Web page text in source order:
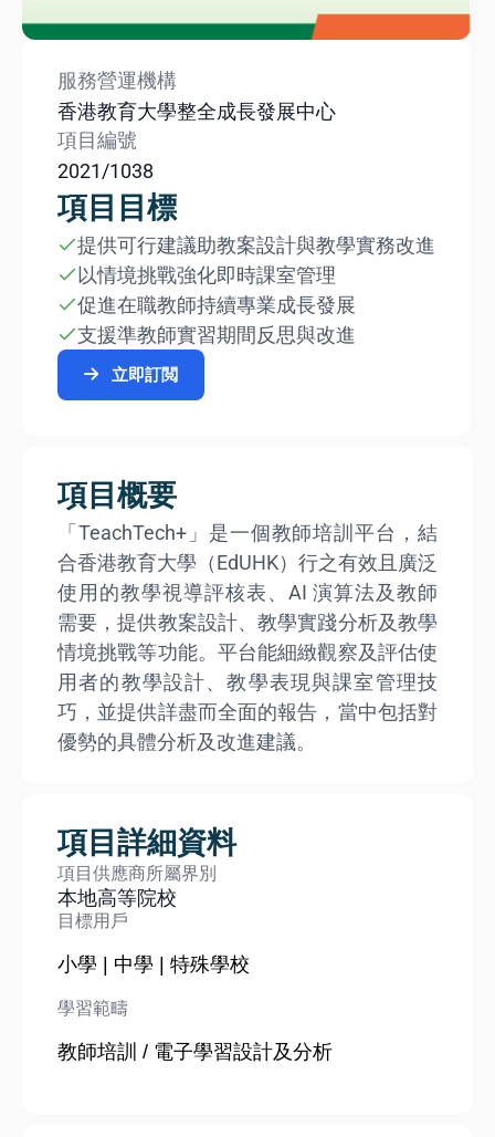
服務營運機構
香港教育大學整全成長發展中心
項目編號
2021/1038
項目目標
提供可行建議助教案設計與教學實務改進
以情境挑戰強化即時課室管理
促進在職教師持續專業成長發展
支援準教師實習期間反思與改進
立即訂閲
項目概要
「TeachTech+」是一個教師培訓平台，結
合香港教育大學（EdUHK）行之有效且廣泛
使用的教學視導評核表、AI 演算法及教師
需要，提供教案設計、教學實踐分析及教學
情境挑戰等功能。平台能細緻觀察及評估使
用者的教學設計、教學表現與課室管理技
巧，並提供詳盡而全面的報告，當中包括對
優勢的具體分析及改進建議。
項目詳細資料
項目供應商所屬界別
本地高等院校
目標用戶
小學 | 中學 | 特殊學校
學習範疇
教師培訓 / 電子學習設計及分析